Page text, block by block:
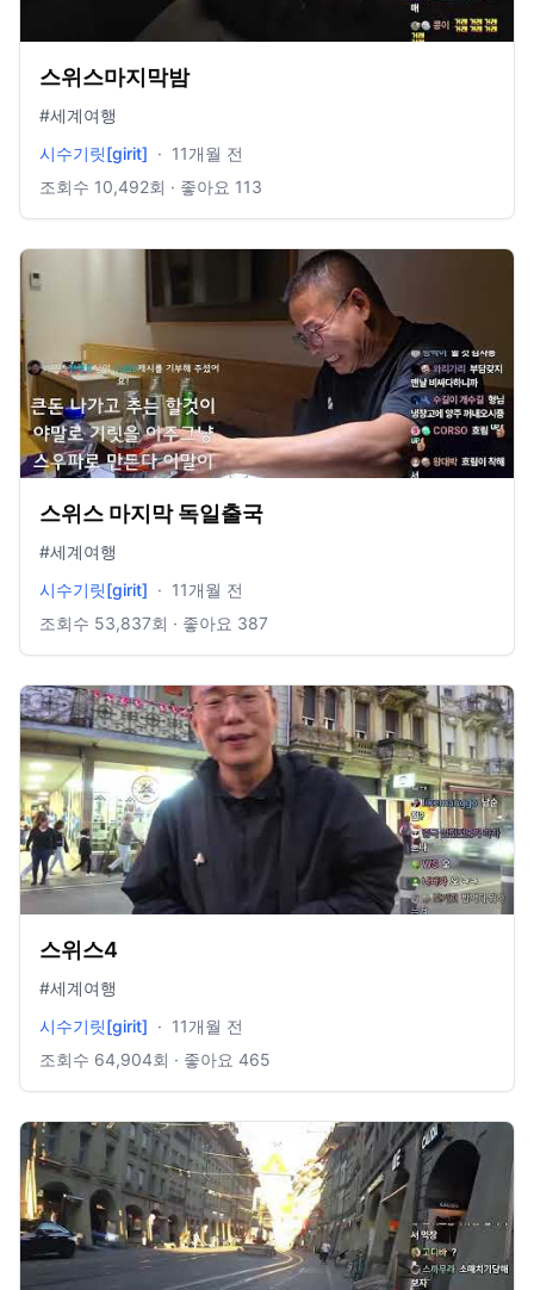
스위스마지막밤
#세계여행
시수기릿[girit] · 11개월 전
조회수 10,492회 · 좋아요 113
스위스 마지막 독일출국
#세계여행
시수기릿[girit] · 11개월 전
조회수 53,837회 · 좋아요 387
스위스4
#세계여행
시수기릿[girit] · 11개월 전
조회수 64,904회 · 좋아요 465